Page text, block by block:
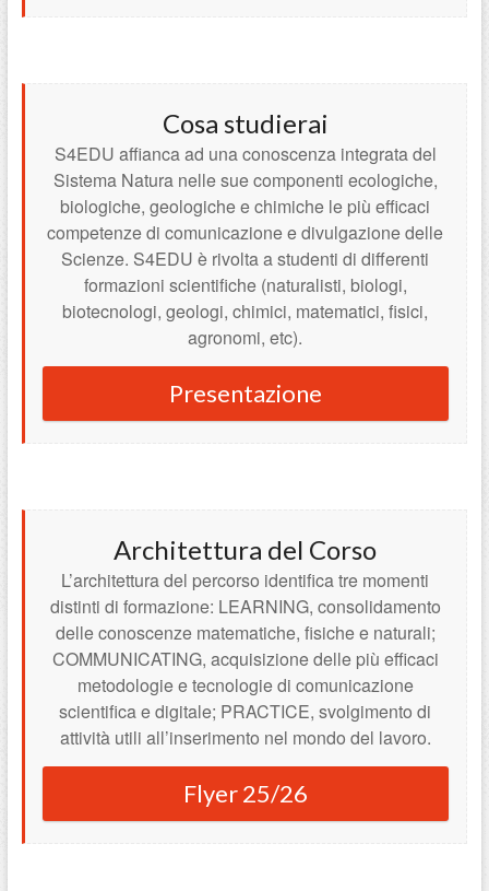
Cosa studierai
S4EDU affianca ad una conoscenza integrata del
Sistema Natura nelle sue componenti ecologiche,
biologiche, geologiche e chimiche le più efficaci
competenze di comunicazione e divulgazione delle
Scienze. S4EDU è rivolta a studenti di differenti
formazioni scientifiche (naturalisti, biologi,
biotecnologi, geologi, chimici, matematici, fisici,
agronomi, etc).
Presentazione
Architettura del Corso
L’architettura del percorso identifica tre momenti
distinti di formazione: LEARNING, consolidamento
delle conoscenze matematiche, fisiche e naturali;
COMMUNICATING, acquisizione delle più efficaci
metodologie e tecnologie di comunicazione
scientifica e digitale; PRACTICE, svolgimento di
attività utili all’inserimento nel mondo del lavoro.
Flyer 25/26